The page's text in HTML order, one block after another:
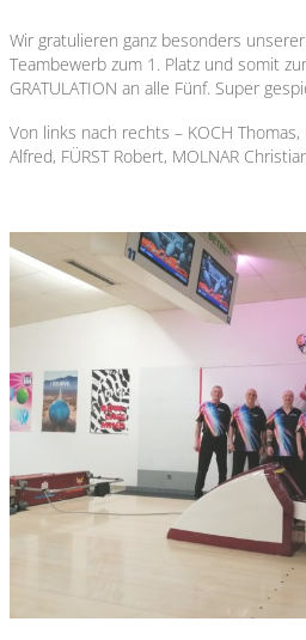
Wir gratulieren ganz besonders
Teambewerb zum 1. Platz und somit
GRATULATION an alle Fünf. Super
Von links nach rechts – KOCH Thomas,
Alfred, FÜRST Robert, MOLNAR